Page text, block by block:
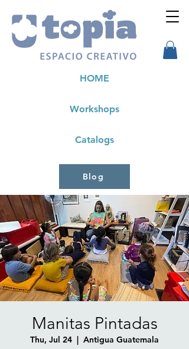
Workshops
HOME
Catalogs
Blog
Manitas Pintadas
Thu, Jul 24
  |
Antigua Guatemala